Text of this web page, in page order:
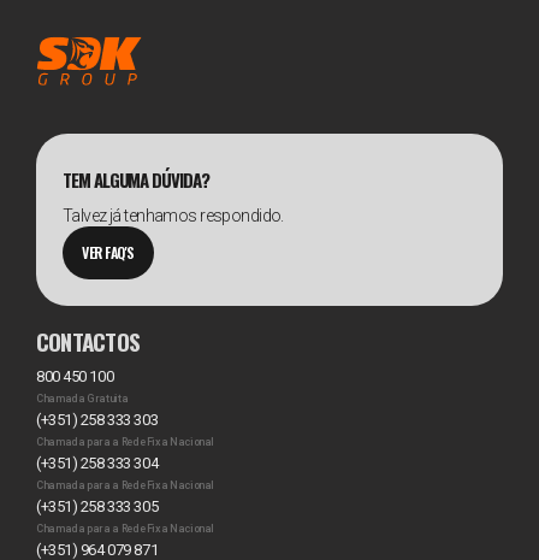
TEM ALGUMA DÚVIDA?
Talvez já tenhamos respondido.
VER FAQ'S
CONTACTOS
800 450 100
Chamada Gratuita
(+351) 258 333 303
Chamada para a Rede Fixa Nacional
(+351) 258 333 304
Chamada para a Rede Fixa Nacional
(+351) 258 333 305
Chamada para a Rede Fixa Nacional
(+351) 964 079 871